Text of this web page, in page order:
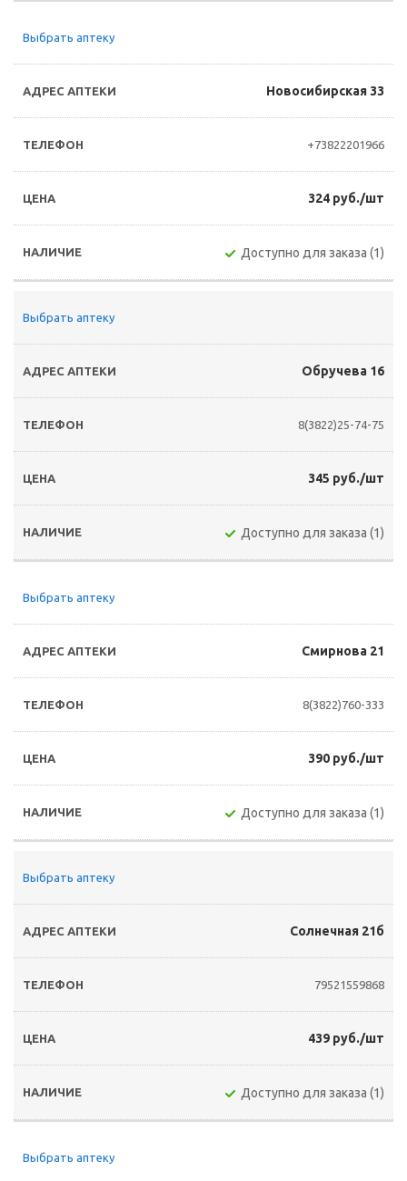
Выбрать аптеку
Новосибирская 33
+73822201966
324 руб./шт
Доступно для заказа (1)
Выбрать аптеку
Обручева 16
8(3822)25-74-75
345 руб./шт
Доступно для заказа (1)
Выбрать аптеку
Смирнова 21
8(3822)760-333
390 руб./шт
Доступно для заказа (1)
Выбрать аптеку
Солнечная 21б
79521559868
439 руб./шт
Доступно для заказа (1)
Выбрать аптеку